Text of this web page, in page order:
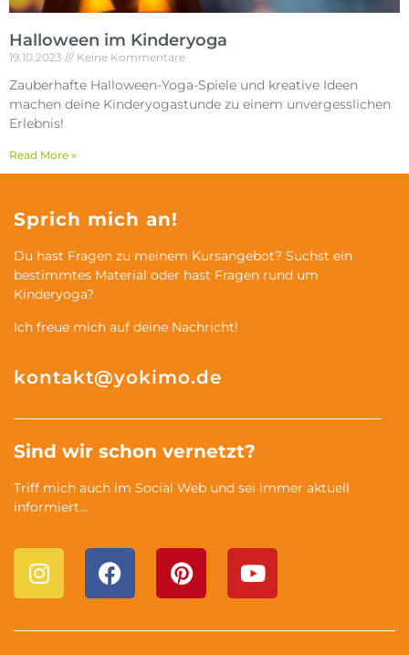
Halloween im Kinderyoga
19.10.2023 Keine Kommentare
Zauberhafte Halloween-Yoga-Spiele und kreative Ideen
machen deine Kinderyogastunde zu einem unvergesslichen
Erlebnis!
Read More »
Sprich mich an!
Du hast Fragen zu meinem Kursangebot? Suchst ein
bestimmtes Material oder hast Fragen rund um
Kinderyoga?
Ich freue mich auf deine Nachricht!
kontakt@yokimo.de
Sind wir schon vernetzt?
Triff mich auch im Social Web und sei immer aktuell
informiert…